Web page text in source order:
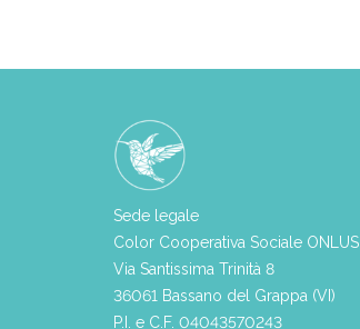
Sede legale
Color Cooperativa Sociale ONLUS
Via Santissima Trinità 8
36061 Bassano del Grappa (VI)
P.I. e C.F. 04043570243